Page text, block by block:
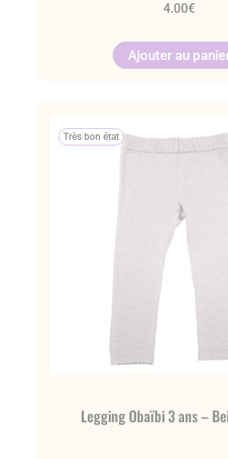
4.00€
Ajouter au
Très bon état
Legging Obaïbi 3 ans –